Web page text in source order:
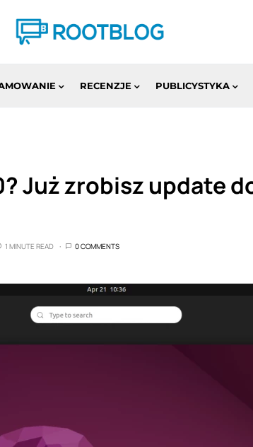
RECENZJE PUBLICYSTYKA
Już zrobisz update
1 MINUTE READ 0 COMMENTS